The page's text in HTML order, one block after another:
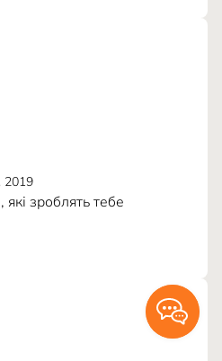
2019
які зроблять тебе